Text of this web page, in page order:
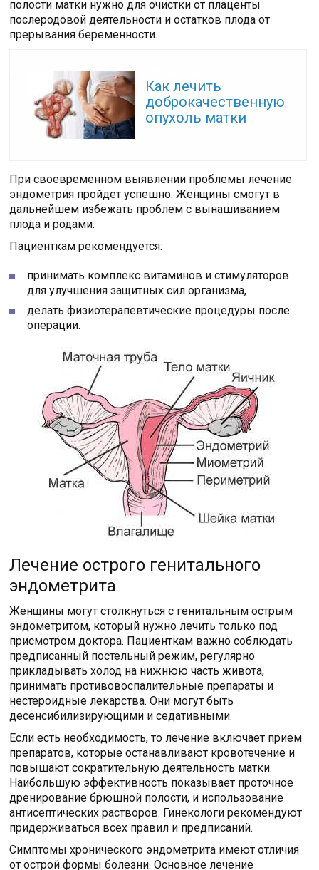
полости матки нужно для очистки от плаценты
послеродовой деятельности и остатков плода от
прерывания беременности.
Как лечить
доброкачественную
опухоль матки
При своевременном выявлении проблемы лечение
эндометрия пройдет успешно. Женщины смогут в
дальнейшем избежать проблем с вынашиванием
плода и родами.
Пациенткам рекомендуется:
принимать комплекс витаминов и стимуляторов
для улучшения защитных сил организма,
делать физиотерапевтические процедуры после
операции.
Лечение острого генитального
эндометрита
Женщины могут столкнуться с генитальным острым
эндометритом, который нужно лечить только под
присмотром доктора. Пациенткам важно соблюдать
предписанный постельный режим, регулярно
прикладывать холод на нижнюю часть живота,
принимать противовоспалительные препараты и
нестероидные лекарства. Они могут быть
десенсибилизирующими и седативными.
Если есть необходимость, то лечение включает прием
препаратов, которые останавливают кровотечение и
повышают сократительную деятельность матки.
Наибольшую эффективность показывает проточное
дренирование брюшной полости, и использование
антисептических растворов. Гинекологи рекомендуют
придерживаться всех правил и предписаний.
Симптомы хронического эндометрита имеют отличия
от острой формы болезни. Основное лечение